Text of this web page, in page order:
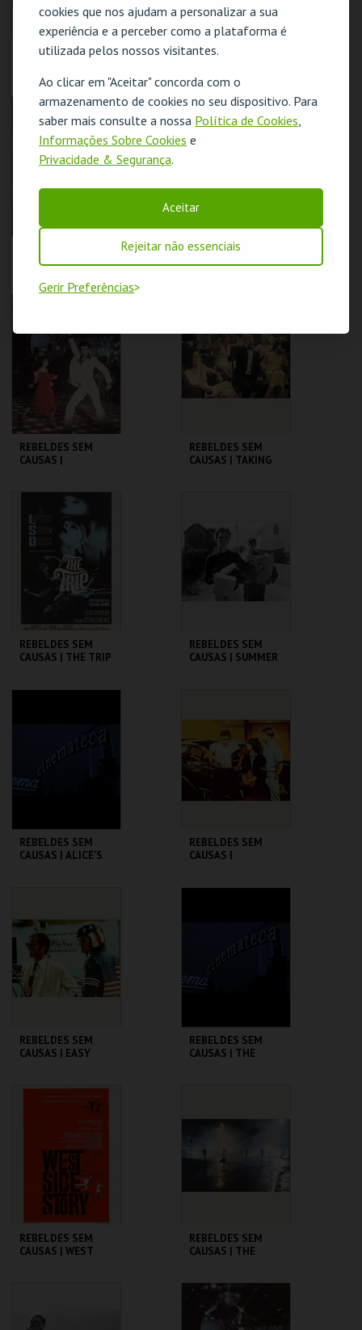
cookies que nos ajudam a personalizar a sua
experiência e a perceber como a plataforma é
utilizada pelos nossos visitantes.
Ao clicar em "Aceitar" concorda com o
armazenamento de cookies no seu dispositivo. Para
saber mais consulte a nossa Política de Cookies,
Informações Sobre Cookies e
Privacidade & Segurança.
Aceitar
Rejeitar não essenciais
Gerir Preferências
REBELDES SEM
CINEMATECA
MAIS INFO
COMPRAR
REBELDES SEM
RESTAURANT
CINEMATECA
COMPRAR
CAUSAS | FLESH
MAIS INFO
COMPRAR
REBELDES SEM
CAUSAS | THE LAST
MAIS INFO
COMPRAR
REBELDES SEM
CAUSAS |
CINEMATECA
MAIS INFO
COMPRAR
REBELDES SEM
CAUSAS | TAKING
MAIS INFO
COMPRAR
REBELDES SEM
CAUSAS | THE TRIP
MAIS INFO
REBELDES SEM
CAUSAS | SUMMER
MAIS INFO
COMPRAR
REBELDES SEM
CAUSAS | ALICE'S
MAIS INFO
COMPRAR
REBELDES SEM
CAUSAS |
MAIS INFO
REBELDES SEM
CAUSAS | EASY
CINEMATECA
COMPRAR
REBELDES SEM
CAUSAS | THE
REBELDES SEM
CAUSAS | WEST
REBELDES SEM
CAUSAS | THE
CINEMATECA
O evento escolhido não está disponível
OK